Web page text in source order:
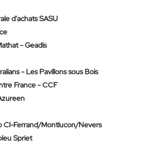
d'achats SASU
- Geadis
- Les Pavillons sous Bois
France - CCF
Cl-Ferrand/Montlucon/Nevers
Spriet